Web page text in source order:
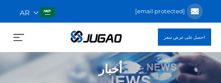
[email protected]
AR
احصل على عرض سعر
أخبار